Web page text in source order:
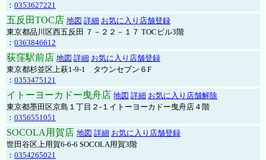
： 0353627221
五反田TOC店 地図 詳細 お気に入り店舗登録
東京都品川区西五反田 ７－２２－１７ TOCビル3階
： 0363846612
荻窪駅前店 地図 詳細 お気に入り店舗登録
東京都杉並区上萩1-9-1 タウンセブン６F
： 0353475121
イトーヨーカドー曳舟店 地図 詳細 お気に入り店舗解除
東京都墨田区京島１丁目２-１イトーヨーカドー曳舟店４階
： 0356551051
SOCOLA用賀店 地図 詳細 お気に入り店舗登録
世田谷区上用賀6-6-6 SOCOLA用賀3階
： 0354265021